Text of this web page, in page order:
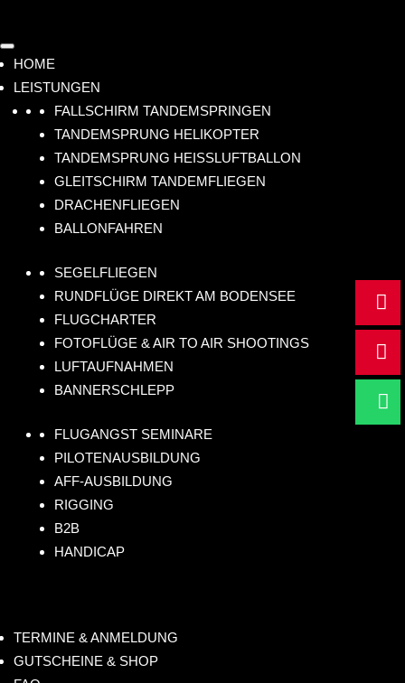
HOME
LEISTUNGEN
FALLSCHIRM TANDEMSPRINGEN
TANDEMSPRUNG HELIKOPTER
TANDEMSPRUNG HEISSLUFTBALLON
GLEITSCHIRM TANDEMFLIEGEN
DRACHENFLIEGEN
BALLONFAHREN
SEGELFLIEGEN
RUNDFLÜGE DIREKT AM BODENSEE
FLUGCHARTER
FOTOFLÜGE & AIR TO AIR SHOOTINGS
LUFTAUFNAHMEN
BANNERSCHLEPP
FLUGANGST SEMINARE
PILOTENAUSBILDUNG
AFF-AUSBILDUNG
RIGGING
B2B
HANDICAP
TERMINE & ANMELDUNG
GUTSCHEINE & SHOP

m
ail
@
hu
m
anf

+4
9
17
2

Sc
hr